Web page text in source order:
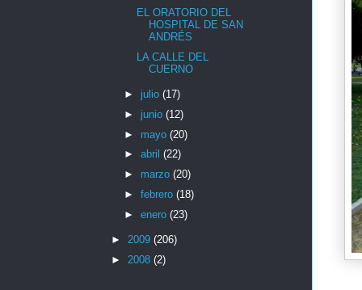
EL ORATORIO DEL
HOSPITAL DE SAN
ANDRÉS
LA CALLE DEL
CUERNO
► julio (17)
► junio (12)
► mayo (20)
► abril (22)
► marzo (20)
► febrero (18)
► enero (23)
► 2009 (206)
► 2008 (2)